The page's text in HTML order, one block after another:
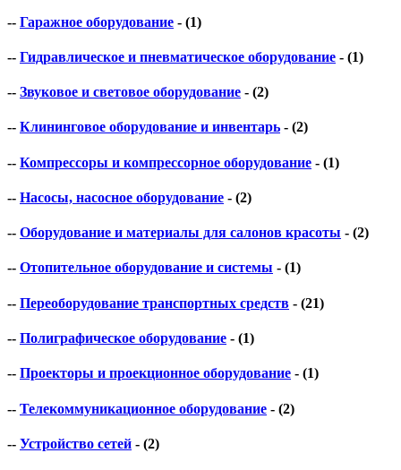
-- Гаражное оборудование - (1)
-- Гидравлическое и пневматическое оборудование - (1)
-- Звуковое и световое оборудование - (2)
-- Клининговое оборудование и инвентарь - (2)
-- Компрессоры и компрессорное оборудование - (1)
-- Насосы, насосное оборудование - (2)
-- Оборудование и материалы для салонов красоты - (2)
-- Отопительное оборудование и системы - (1)
-- Переоборудование транспортных средств - (21)
-- Полиграфическое оборудование - (1)
-- Проекторы и проекционное оборудование - (1)
-- Телекоммуникационное оборудование - (2)
-- Устройство сетей - (2)